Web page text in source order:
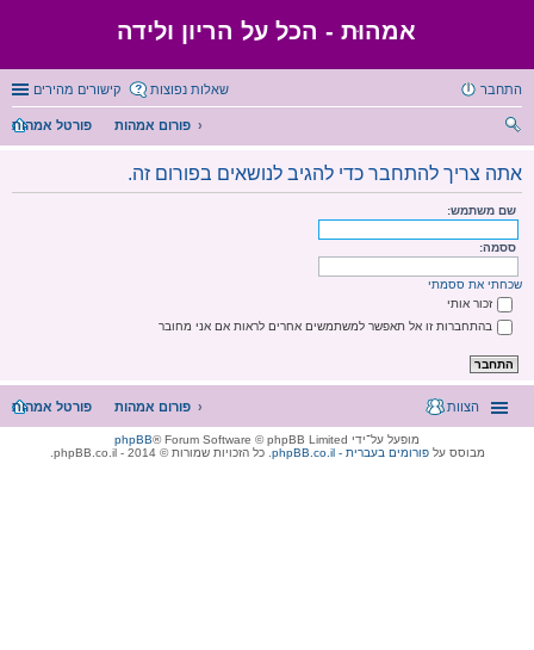
אמהוּת - הכל על הריון ולידה
קישורים מהירים שאלות נפוצות התחבר
פורטל אמהות
פורום אמהות
ש
אתה צריך להתחבר כדי להגיב לנושאים בפורום זה.
שם משתמש:
ססמה:
שכחתי את ססמתי
זכור אותי
בהתחברות זו אל תאפשר למשתמשים אחרים לראות אם אני מחובר
פורטל אמהות פורום אמהות הצוות
מופעל על־ידי phpBB® Forum Software © phpBB Limited
מבוסס עלphpBB.co.il - פורומים בעברית . כל הזכויות שמורות © 2014 - phpBB.co.il.